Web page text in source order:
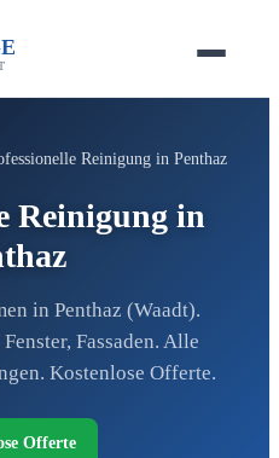
Reinigung in Penthaz
Reinigung in
in Penthaz (Waadt).
Fassaden. Alle
Kostenlose Offerte.
Offerte